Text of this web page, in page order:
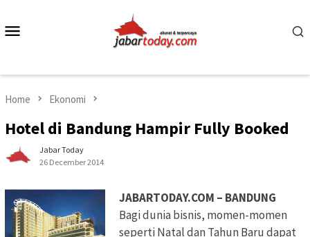
content
Home Ekonomi
Hotel di Bandung Hampir Fully Booked
Jabar Today
26 December 2014
JABARTODAY.COM – BANDUNG
Bagi dunia bisnis, momen-momen
seperti Natal dan Tahun Baru dapat